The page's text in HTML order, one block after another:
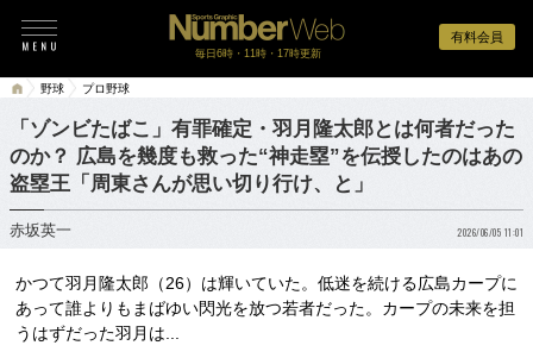
有料会員
毎日6時・11時・17時更新
野球 プロ野球
「ゾンビたばこ」有罪確定・羽月隆太郎とは何者だった
のか？ 広島を幾度も救った“神走塁”を伝授したのはあの
盗塁王「周東さんが思い切り行け、と」
赤坂英一 2026/06/05 11:01
かつて羽月隆太郎（26）は輝いていた。低迷を続ける広島カープに
あって誰よりもまばゆい閃光を放つ若者だった。カープの未来を担
うはずだった羽月は...